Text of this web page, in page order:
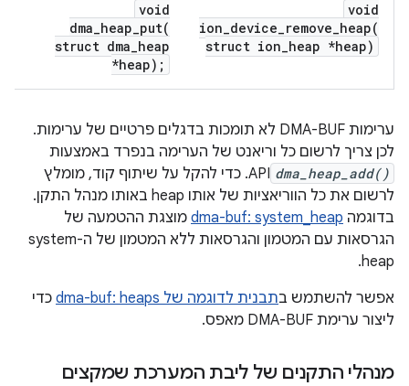
void
ion_device_remove_heap(
struct ion_heap *heap)
void
dma_heap_put(
struct dma_heap
*heap);
ערימות DMA-BUF לא תומכות בדגלים פרטיים של ערימות.
לכן צריך לרשום כל וריאנט של הערימה בנפרד באמצעות
dma_heap_add()
API. כדי להקל על שיתוף קוד, מומלץ
לרשום את כל הווריאציות של אותו heap באותו מנהל התקן.
בדוגמה dma-buf: system_heap מוצגת ההטמעה של
הגרסאות עם המטמון והגרסאות ללא המטמון של ה-system
heap.
אפשר להשתמש בתבנית לדוגמה של dma-buf: heaps
כדי
ליצור ערימת DMA-BUF מאפס.
מנהלי התקנים של ליבת המערכת שמקצים